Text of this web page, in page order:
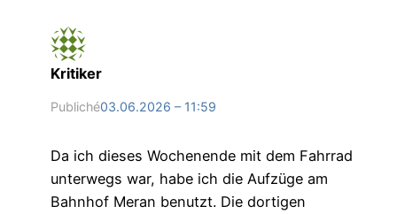
Kritiker
Publiché03.06.2026 – 11:59
Da ich dieses Wochenende mit dem Fahrrad
unterwegs war, habe ich die Aufzüge am
Bahnhof Meran benutzt. Die dortigen